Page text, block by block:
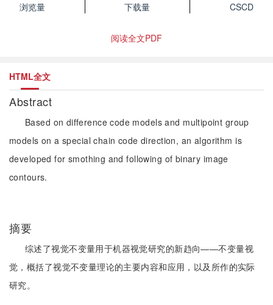
浏览量
下载量
CSCD
阅读全文PDF
HTML全文
Abstract
Based on difference code models and multipoint group
models on a special chain code direction, an algorithm is
developed for smothing and following of binary image
contours.
摘要
综述了视觉不变量用于机器视觉研究的新趋向——不变量视
觉，概括了视觉不变量理论的主要内容和应用，以及所作的实际
研究。